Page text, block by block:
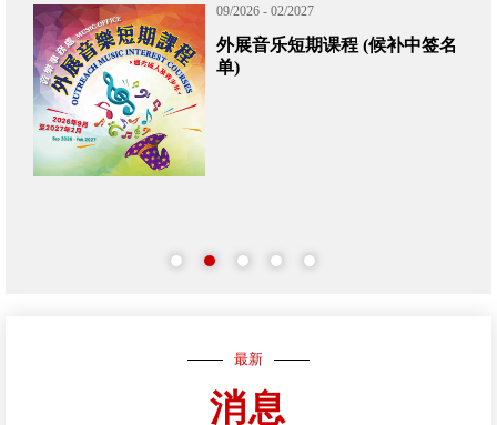
09/2026 - 02/2027
外展音乐短期课程 (候补中签名
单)
最新
消息